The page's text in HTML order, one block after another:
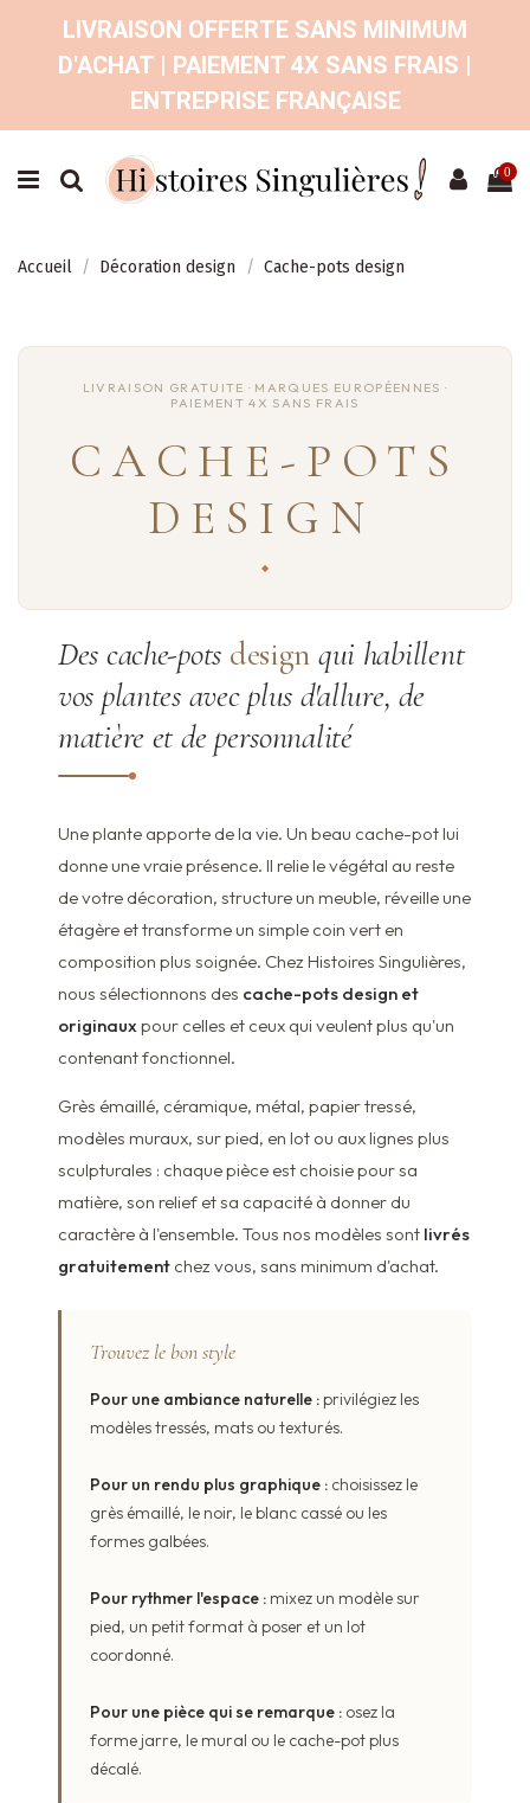
LIVRAISON OFFERTE SANS MINIMUM
D'ACHAT | PAIEMENT 4X SANS FRAIS |
ENTREPRISE FRANÇAISE
0
Accueil Décoration design Cache-pots design
CACHE-POTS
DESIGN
Des cache-pots design qui habillent
vos plantes avec plus d'allure, de
matière et de personnalité
Une plante apporte de la vie. Un beau cache-pot lui
donne une vraie présence. Il relie le végétal au reste
de votre décoration, structure un meuble, réveille une
étagère et transforme un simple coin vert en
composition plus soignée. Chez Histoires Singulières,
nous sélectionnons des cache-pots design et
originaux pour celles et ceux qui veulent plus qu'un
contenant fonctionnel.
Grès émaillé, céramique, métal, papier tressé,
modèles muraux, sur pied, en lot ou aux lignes plus
sculpturales : chaque pièce est choisie pour sa
matière, son relief et sa capacité à donner du
caractère à l'ensemble. Tous nos modèles sont livrés
gratuitement chez vous, sans minimum d'achat.
Trouvez le bon style
Pour une ambiance naturelle :privilégiez les
modèles tressés, mats ou texturés.
Pour un rendu plus graphique : choisissez le
grès émaillé, le noir, le blanc cassé ou les
formes galbées.
Pour rythmer l'espace : mixez un modèle sur
pied, un petit format à poser et un lot
coordonné.
Pour une pièce qui se remarque : osez la
forme jarre, le mural ou le cache-pot plus
décalé.